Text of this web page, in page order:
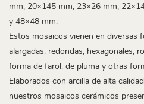
mm, 20×145 mm, 23×26 mm,
y 48×48 mm.
Estos mosaicos vienen en diversas
alargadas, redondas, hexagonales,
forma de farol, de pluma y otras
Elaborados con arcilla de alta
nuestros mosaicos cerámicos